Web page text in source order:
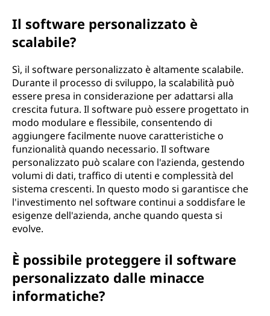
Il software personalizzato è
scalabile?
Sì, il software personalizzato è altamente scalabile.
Durante il processo di sviluppo, la scalabilità può
essere presa in considerazione per adattarsi alla
crescita futura. Il software può essere progettato in
modo modulare e flessibile, consentendo di
aggiungere facilmente nuove caratteristiche o
funzionalità quando necessario. Il software
personalizzato può scalare con l'azienda, gestendo
volumi di dati, traffico di utenti e complessità del
sistema crescenti. In questo modo si garantisce che
l'investimento nel software continui a soddisfare le
esigenze dell'azienda, anche quando questa si
evolve.
È possibile proteggere il software
personalizzato dalle minacce
informatiche?